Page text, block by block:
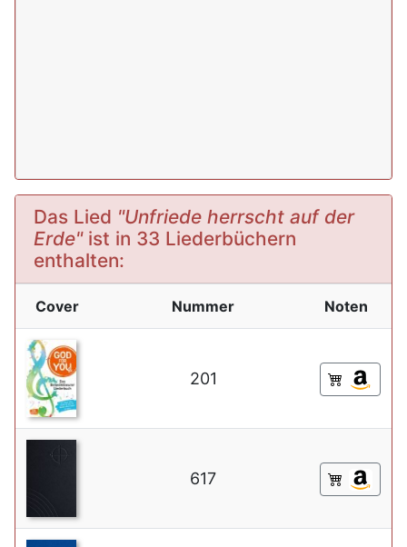
Das Lied "Unfriede herrscht auf der
Erde"ist in 33 Liederbüchern
enthalten:
Cover Nummer Noten
201
617